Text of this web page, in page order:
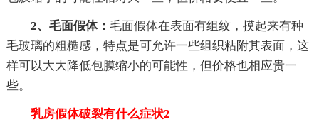
2、毛面假体： 毛面假体在表面有组纹，摸起来有种
毛玻璃的粗糙感，特点是可允许一些组织粘附其表面，这
样可以大大降低包膜缩小的可能性，但价格也相应贵一
些。
乳房假体破裂有什么症状2